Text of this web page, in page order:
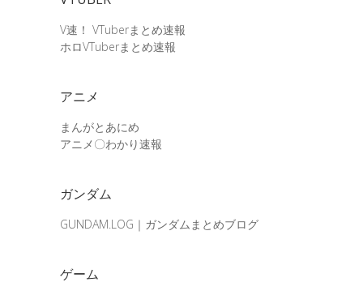
V速！ VTuberまとめ速報
ホロVTuberまとめ速報
アニメ
まんがとあにめ
アニメ〇わかり速報
ガンダム
GUNDAM.LOG｜ガンダムまとめブログ
ゲーム